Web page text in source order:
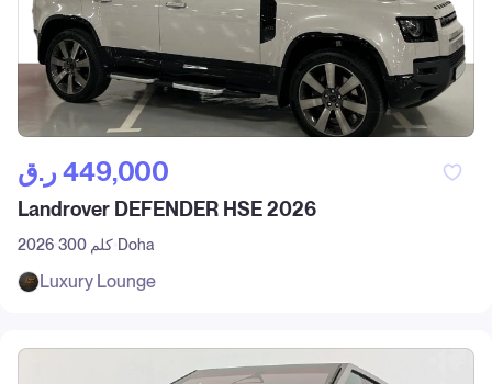
ر.ق‎ 449,000
Landrover DEFENDER HSE 2026
2026 300 كلم Doha
Luxury Lounge